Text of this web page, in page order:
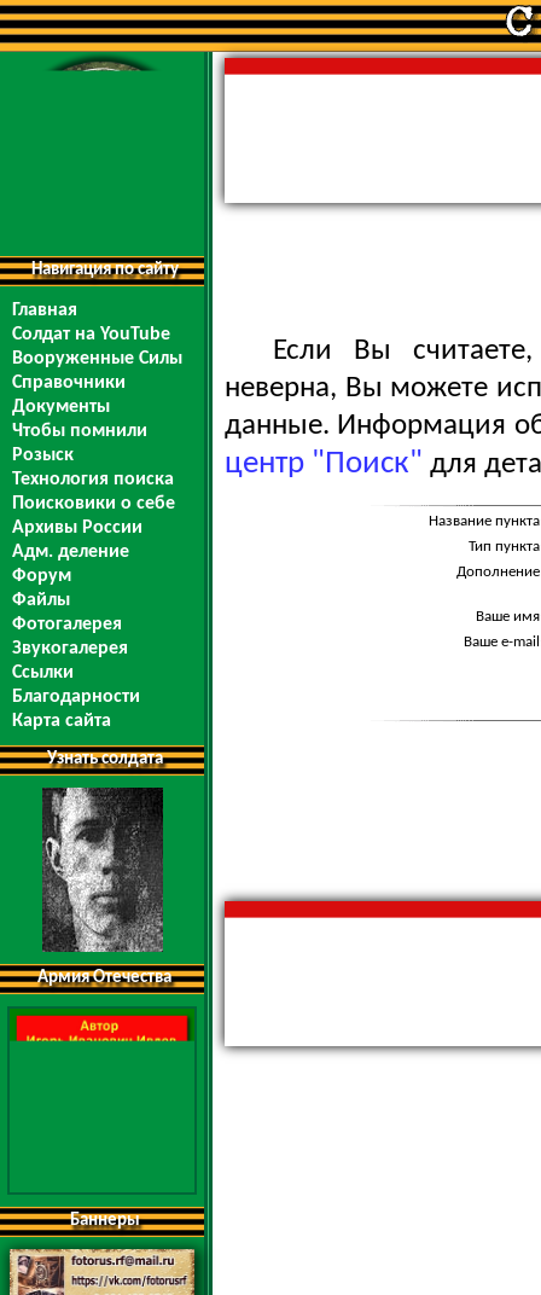
Навигация по сайту
Главная
Солдат на YouTube
Вооруженные Силы
Справочники
Документы
Чтобы помнили
Розыск
Технология поиска
Поисковики о себе
Архивы России
Адм. деление
Форум
Файлы
Фотогалерея
Звукогалерея
Ссылки
Благодарности
Карта сайта
Узнать солдата
Армия Отечества
Баннеры
Если Вы
неверна, Вы можете
данные. Информация
центр "Поиск" для
Название
Тип
Ваше
Ваше e-